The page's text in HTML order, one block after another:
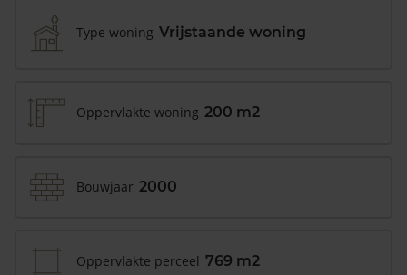
Type woning Vrijstaande woning
Oppervlakte woning 200 m2
Bouwjaar 2000
Oppervlakte perceel 769 m2